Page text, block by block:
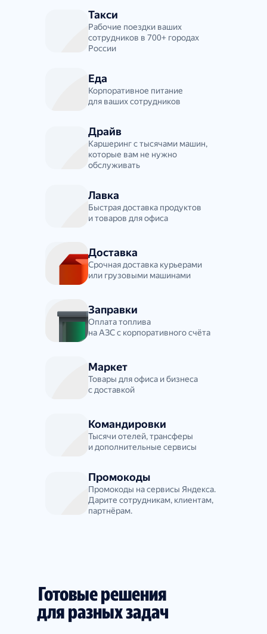
Такси
Рабочие поездки ваших
сотрудников в 700+ городах
России
Еда
Корпоративное питание
для ваших сотрудников
Драйв
Каршеринг с тысячами машин,
которые вам не нужно
обслуживать
Лавка
Быстрая доставка продуктов
и товаров для офиса
Доставка
Срочная доставка курьерами
или грузовыми машинами
Заправки
Оплата топлива
на АЗС с корпоративного счёта
Маркет
Товары для офиса и бизнеса
с доставкой
Командировки
Тысячи отелей, трансферы
и дополнительные сервисы
Промокоды
Промокоды на сервисы Яндекса.
Дарите сотрудникам, клиентам,
партнёрам.
Готовые решения
для разных задач